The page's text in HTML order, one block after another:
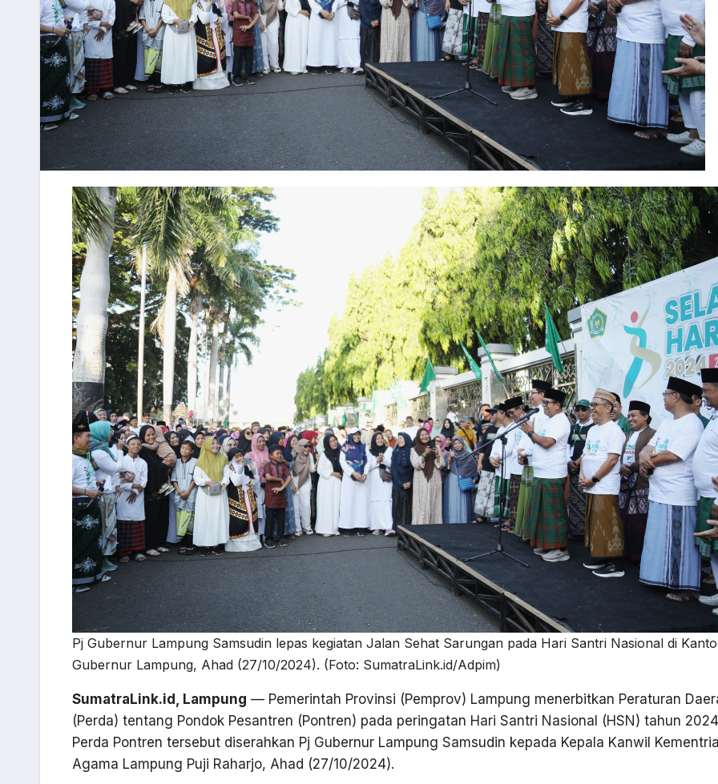
Pj Gubernur Lampung Samsudin lepas kegiatan Jalan Sehat Sarungan pada Hari Santri Nasional di
Gubernur Lampung, Ahad (27/10/2024). (Foto: SumatraLink.id/Adpim)
SumatraLink.id, Lampung — Pemerintah Provinsi (Pemprov) Lampung menerbitkan Peraturan
(Perda) tentang Pondok Pesantren (Pontren) pada peringatan Hari Santri Nasional (HSN) tahun
Perda Pontren tersebut diserahkan Pj Gubernur Lampung Samsudin kepada Kepala Kanwil
Agama Lampung Puji Raharjo, Ahad (27/10/2024).